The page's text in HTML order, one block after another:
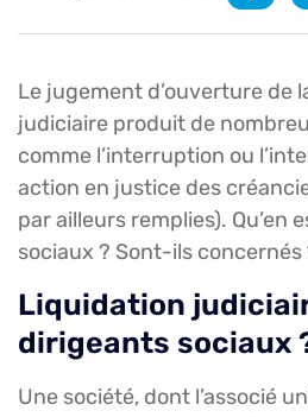
Le jugement d’ouverture de
judiciaire produit de
comme l’interruption ou
action en justice des
par ailleurs remplies). Qu’en
sociaux ? Sont-ils concernés
Liquidation
dirigeants sociaux
Une société, dont l’associé